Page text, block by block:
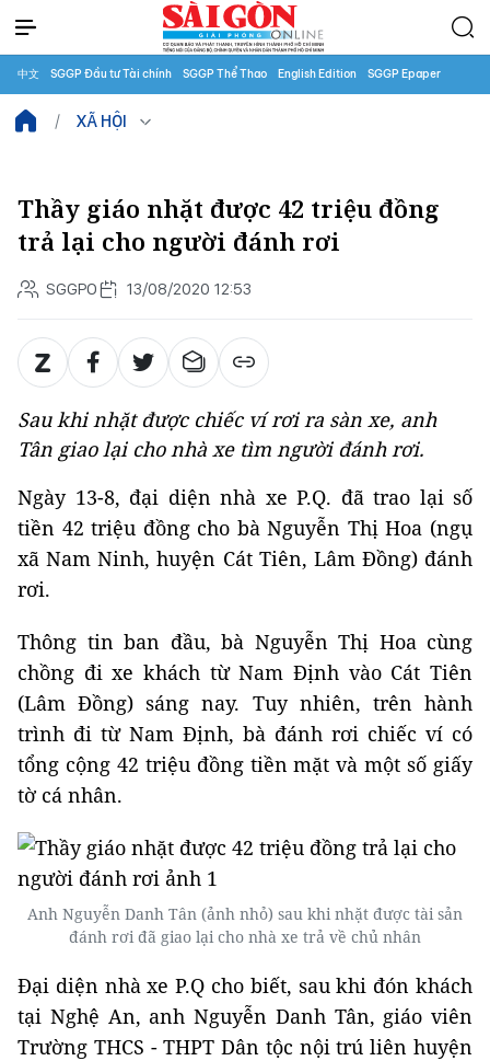
中文 SGGP Đầu tư Tài chính SGGP Thể Thao English Edition SGGP Epaper
XÃ HỘI
Thầy giáo nhặt được 42 triệu đồng
trả lại cho người đánh rơi
SGGPO 13/08/2020 12:53
Sau khi nhặt được chiếc ví rơi ra sàn xe, anh
Tân giao lại cho nhà xe tìm người đánh rơi.
Ngày 13-8, đại diện nhà xe P.Q. đã trao lại số
tiền 42 triệu đồng cho bà Nguyễn Thị Hoa (ngụ
xã Nam Ninh, huyện Cát Tiên, Lâm Đồng) đánh
rơi.
Thông tin ban đầu, bà Nguyễn Thị Hoa cùng
chồng đi xe khách từ Nam Định vào Cát Tiên
(Lâm Đồng) sáng nay. Tuy nhiên, trên hành
trình đi từ Nam Định, bà đánh rơi chiếc ví có
tổng cộng 42 triệu đồng tiền mặt và một số giấy
tờ cá nhân.
Anh Nguyễn Danh Tân (ảnh nhỏ) sau khi nhặt được tài sản
đánh rơi đã giao lại cho nhà xe trả về chủ nhân
Đại diện nhà xe P.Q cho biết, sau khi đón khách
tại Nghệ An, anh Nguyễn Danh Tân, giáo viên
Trường THCS - THPT Dân tộc nội trú liên huyện